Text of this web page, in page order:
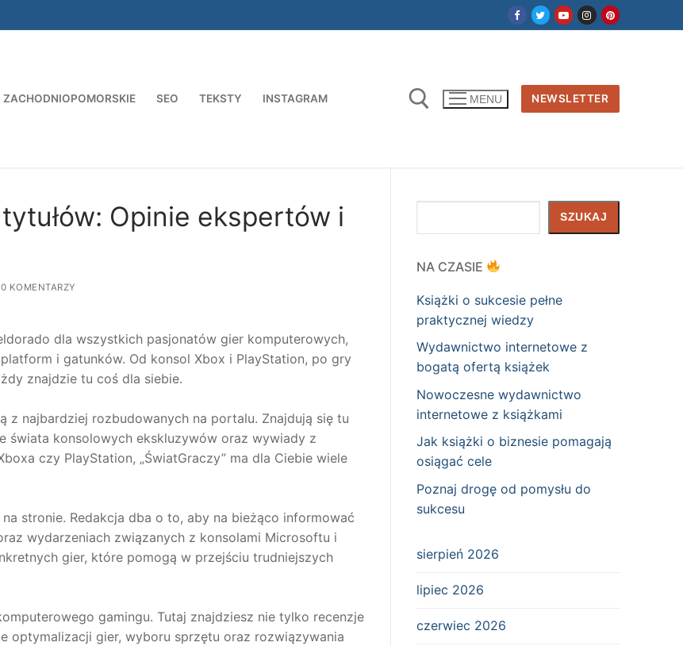
ZACHODNIOPOMORSKIE SEO TEKSTY INSTAGRAM MENU NEWSLETTER
Opinie ekspertów i
0 KOMENTARZY
dla wszystkich pasjonatów gier komputerowych,
i gatunków. Od konsol Xbox i PlayStation, po gry
znajdzie tu coś dla siebie.
z najbardziej rozbudowanych na portalu. Znajdują się tu
świata konsolowych ekskluzywów oraz wywiady z
czy PlayStation, „ŚwiatGraczy” ma dla Ciebie wiele
stronie. Redakcja dba o to, aby na bieżąco informować
wydarzeniach związanych z konsolami Microsoftu i
gier, które pomogą w przejściu trudniejszych
gamingu. Tutaj znajdziesz nie tylko recenzje
optymalizacji gier, wyboru sprzętu oraz rozwiązywania
SZUKAJ
NA CZASIE
Książki o sukcesie pełne
praktycznej wiedzy
Wydawnictwo internetowe z
bogatą ofertą książek
Nowoczesne wydawnictwo
internetowe z książkami
Jak książki o biznesie pomagają
osiągać cele
Poznaj drogę od pomysłu do
sukcesu
sierpień 2026
lipiec 2026
czerwiec 2026